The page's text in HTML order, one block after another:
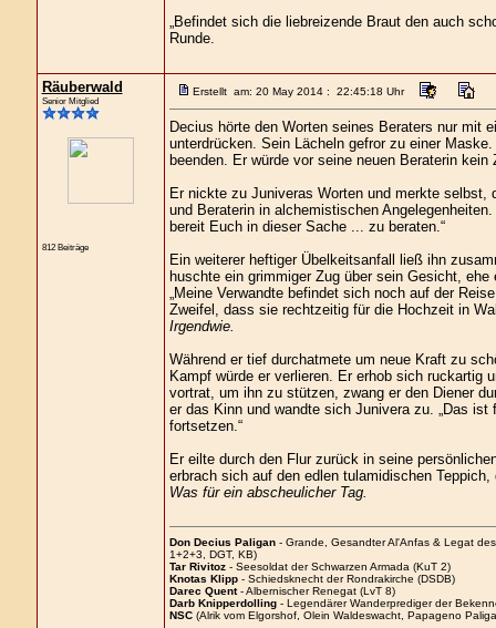
„Befindet sich die liebreizende Braut den auch
Runde.
Räuberwald
Senior Mitglied
812 Beiträge
Erstellt am: 20 May 2014 : 22:45:18 Uhr
Decius hörte den Worten seines Beraters nur mit
unterdrücken. Sein Lächeln gefror zu einer
beenden. Er würde vor seine neuen Beraterin
Er nickte zu Juniveras Worten und merkte selbst,
und Beraterin in alchemistischen
bereit Euch in dieser Sache ... zu beraten.“
Ein weiterer heftiger Übelkeitsanfall ließ ihn
huschte ein grimmiger Zug über sein Gesicht,
„Meine Verwandte befindet sich noch auf der
Zweifel, dass sie rechtzeitig für die Hochzeit in
Irgendwie.
Während er tief durchatmete um neue Kraft zu
Kampf würde er verlieren. Er erhob sich ruckartig
vortrat, um ihn zu stützen, zwang er den Diener
er das Kinn und wandte sich Junivera zu. „Das
fortsetzen.“
Er eilte durch den Flur zurück in seine
erbrach sich auf den edlen tulamidischen
Was für ein abscheulicher Tag.
Don Decius Paligan- Grande, Gesandter Al'Anfas & Legat
1+2+3, DGT, KB)
Tar Rivitoz- Seesoldat der Schwarzen Armada (KuT 2)
Knotas Klipp- Schiedsknecht der Rondrakirche (DSDB)
Darec Quent- Albernischer Renegat (LvT 8)
Darb Knipperdolling- Legendärer Wanderprediger der
NSC(Alrik vom Elgorshof, Olein Waldeswacht, Papageno